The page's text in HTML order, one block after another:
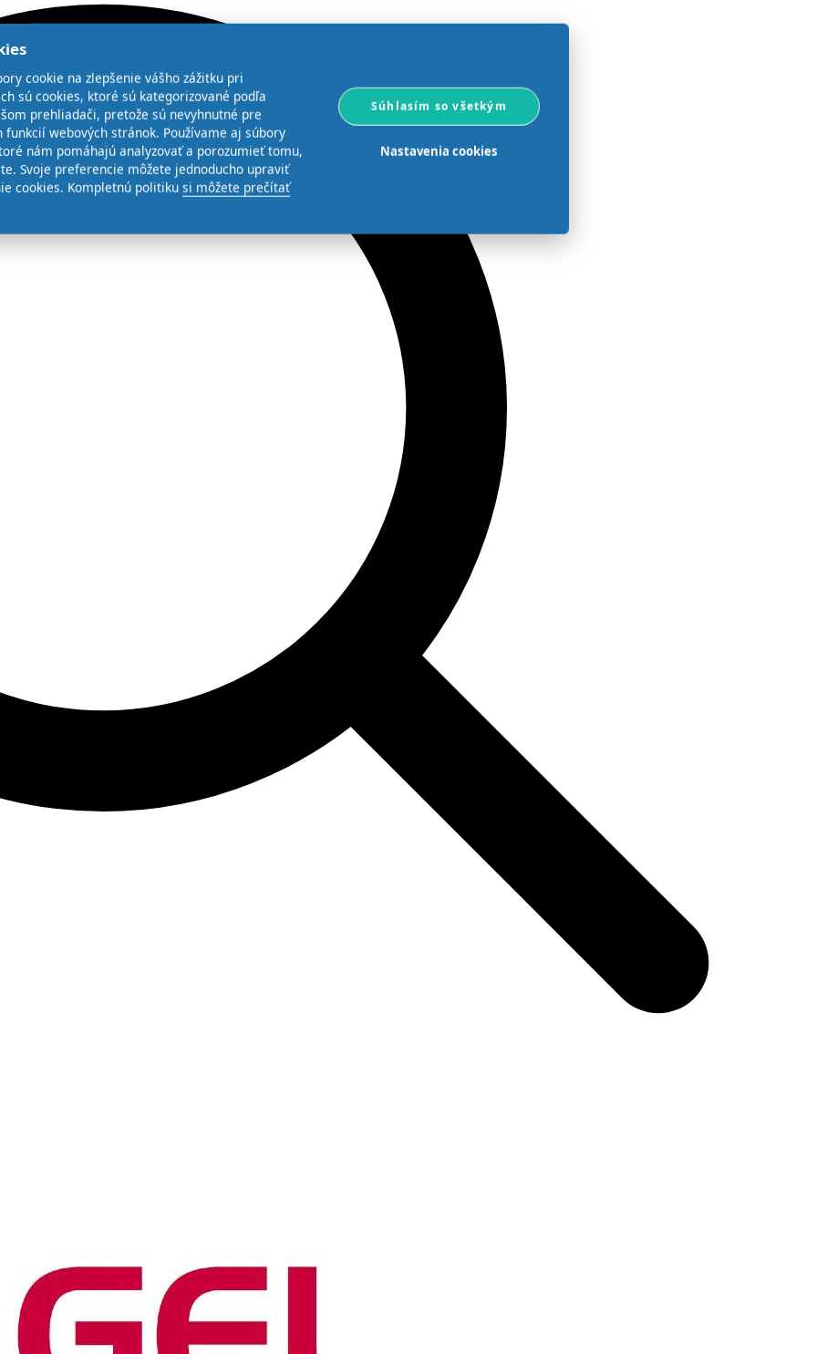
cookie na zlepšenie vášho zážitku pri
sú cookies, ktoré sú kategorizované podľa
prehliadači, pretože sú nevyhnutné pre
funkcií webových stránok. Používame aj súbory
nám pomáhajú analyzovať a porozumieť tomu,
Svoje preferencie môžete jednoducho upraviť
cookies. Kompletnú politiku si môžete prečítať
Súhlasím so všetkým
Nastavenia cookies